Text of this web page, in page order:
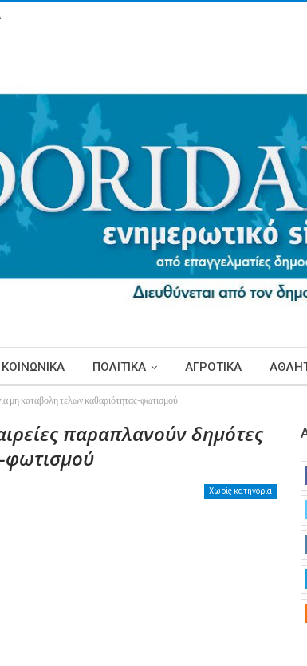
ΚΟΙΝΩΝΙΚΑ ΠΟΛΙΤΙΚΑ ΑΓΡΟΤΙΚΑ
καταβολη τελων καθαριότητας-φωτισμού
παραπλανούν δημότες
φωτισμού
Χωρίς κατηγορία